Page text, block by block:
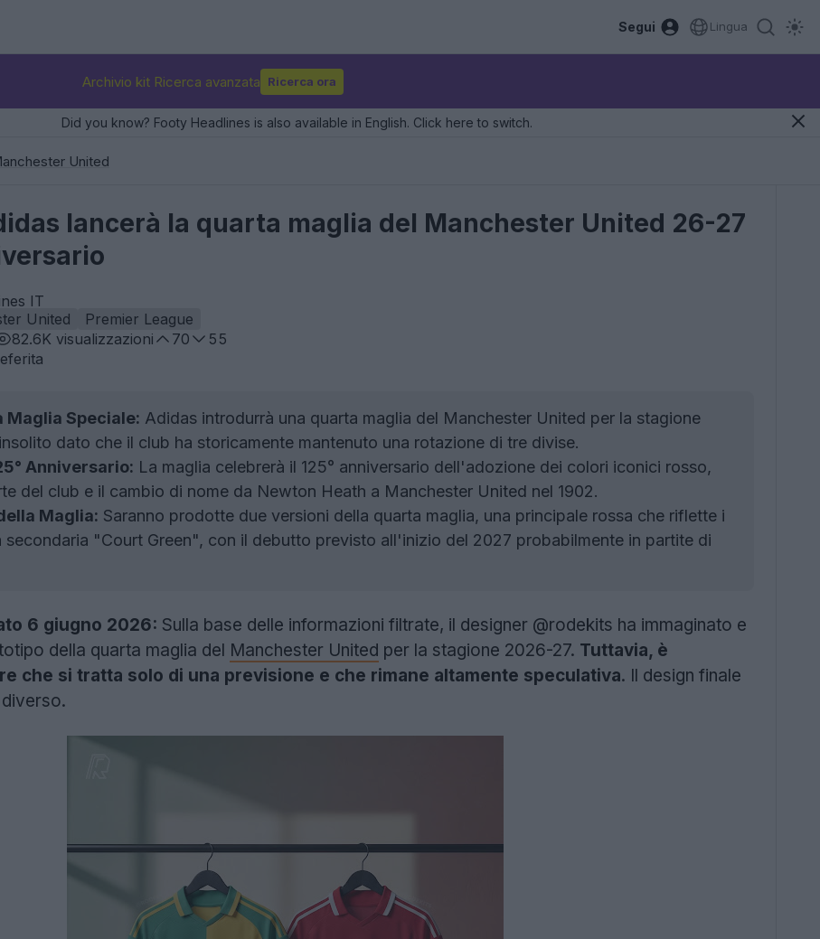
Segui Lingua
Archivio kit Ricerca avanzata Ricerca ora
Did you know? Footy Headlines is also available in English. Click here to switch.
United
lancerà la quarta maglia del Manchester United 26-27
IT
United
Premier League
82.6K visualizzazioni 70
55
Maglia Speciale: Adidas introdurrà una quarta maglia del Manchester United per la stagione
dato che il club ha storicamente mantenuto una rotazione di tre divise.
Anniversario: La maglia celebrerà il 125° anniversario dell'adozione dei colori iconici rosso,
del club e il cambio di nome da Newton Heath a Manchester United nel 1902.
Maglia: Saranno prodotte due versioni della quarta maglia, una principale rossa che riflette i
secondaria "Court Green", con il debutto previsto all'inizio del 2027 probabilmente in partite di
6 giugno 2026: Sulla base delle informazioni filtrate, il designer @rodekits ha immaginato e
della quarta maglia del Manchester United per la stagione 2026-27. Tuttavia, è
che si tratta solo di una previsione e che rimane altamente speculativa. Il design finale